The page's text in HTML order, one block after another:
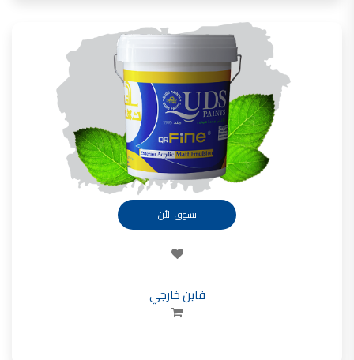
تسوق الأن
فاين خارجي